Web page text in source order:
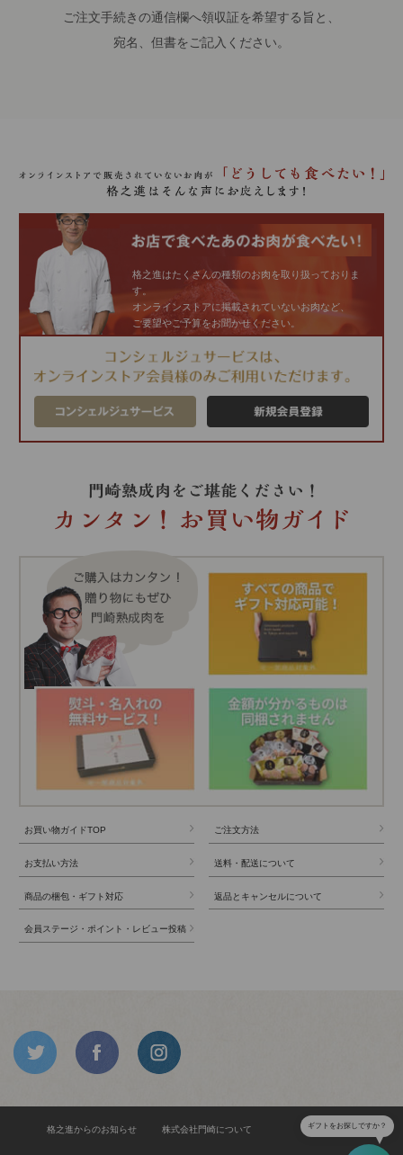
ご注文手続きの通信欄へ領収証を希望する旨と、
宛名、但書をご記入ください。
格之進はたくさんの種類のお肉を取り扱っておりま
す。
オンラインストアに掲載されていないお肉など、
ご要望やご予算をお聞かせください。
お買い物ガイドTOP ご注文方法
お支払い方法 送料・配送について
商品の梱包・ギフト対応 返品とキャンセルについて
会員ステージ・ポイント・レビュー投稿
格之進からのお知らせ 株式会社門崎について 食品安全方針
ギフトをお探しですか？